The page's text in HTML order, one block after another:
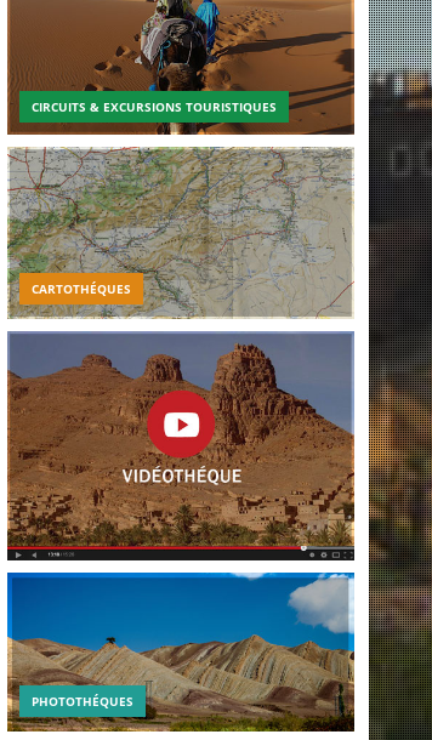
CIRCUITS & EXCURSIONS TOURISTIQUES
CARTOTHÉQUES
PHOTOTHÉQUES